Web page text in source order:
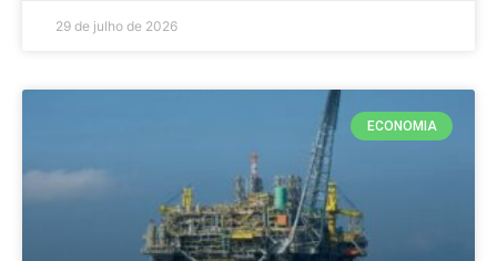
29 de julho de 2026
ECONOMIA